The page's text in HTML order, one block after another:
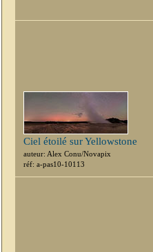
Ciel étoilé sur Yellowstone
auteur: Alex Conu/Novapix
réf: a-pas10-10113